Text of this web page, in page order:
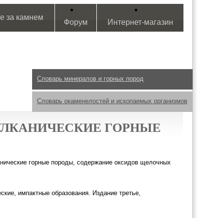
за камнем
Форум Интернет-магазин
Словарь минералов и горных пород
Словарь окаменелостей и ископаемых организмов
ГОРНЫЕ
горные породы, содержание оксидов щелочных
импактные образования. Издание третье,